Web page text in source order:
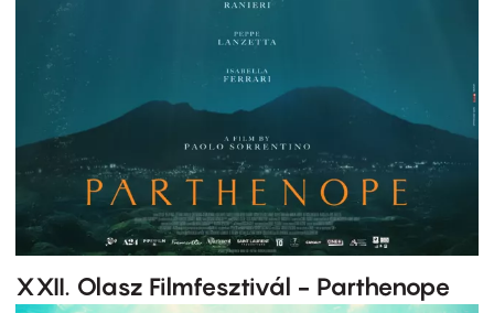
XXII. Olasz Filmfesztivál - Parthenope